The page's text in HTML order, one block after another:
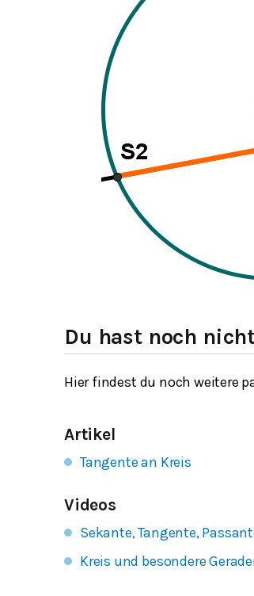
Du hast noch
Hier findest du noch weitere
Artikel
Tangente an Kreis
Videos
Sekante, Tangente,
Kreis und besondere